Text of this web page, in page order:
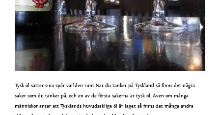
Tysk öl sätter sina spår världen runt När du tänker på Tyskland så finns det några
saker som du tänker på, och en av de första sakerna är tysk öl. Även om många
människor antar att Tysklands huvudsakliga öl är lager, så finns det många andra